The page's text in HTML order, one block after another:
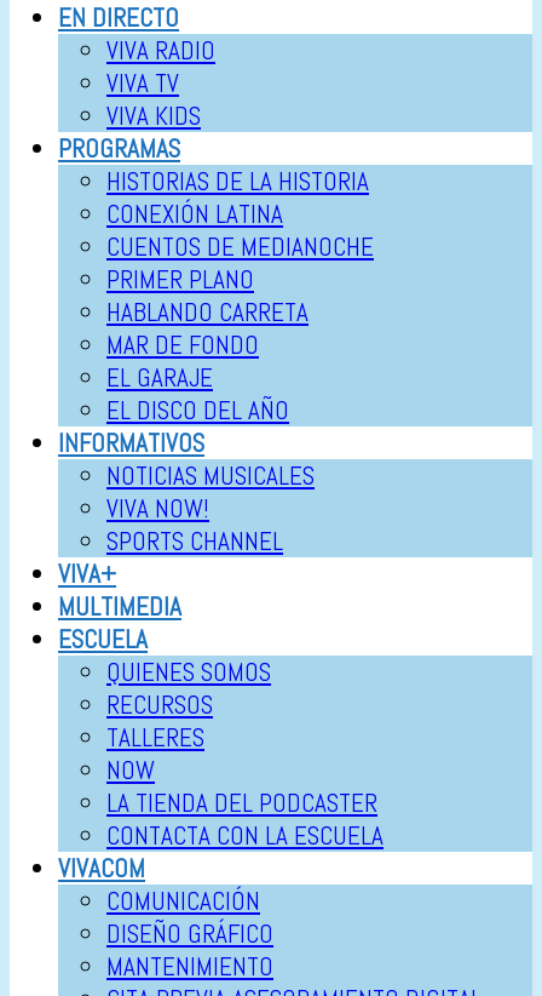
EN DIRECTO
VIVA RADIO
VIVA TV
VIVA KIDS
PROGRAMAS
HISTORIAS DE LA HISTORIA
CONEXIÓN LATINA
CUENTOS DE MEDIANOCHE
PRIMER PLANO
HABLANDO CARRETA
MAR DE FONDO
EL GARAJE
EL DISCO DEL AÑO
INFORMATIVOS
NOTICIAS MUSICALES
VIVA NOW!
SPORTS CHANNEL
VIVA+
MULTIMEDIA
ESCUELA
QUIENES SOMOS
RECURSOS
TALLERES
NOW
LA TIENDA DEL PODCASTER
CONTACTA CON LA ESCUELA
VIVACOM
COMUNICACIÓN
DISEÑO GRÁFICO
MANTENIMIENTO